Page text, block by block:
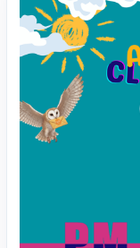
Curauma
Versión
Harry